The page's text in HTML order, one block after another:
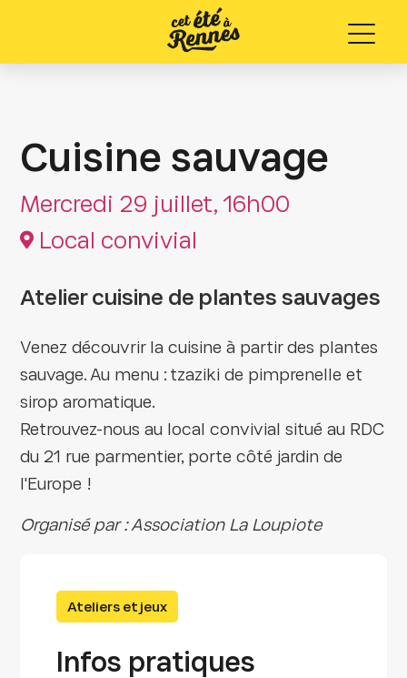
Menu
Cuisine sauvage
Mercredi 29 juillet, 16h00
Local convivial
Atelier cuisine de plantes sauvages
Venez découvrir la cuisine à partir des plantes
sauvage. Au menu : tzaziki de pimprenelle et
sirop aromatique.
Retrouvez-nous au local convivial situé au RDC
du 21 rue parmentier, porte côté jardin de
l'Europe !
Organisé par : Association La Loupiote
Ateliers et jeux
Infos pratiques